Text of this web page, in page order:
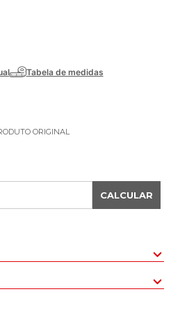
ORIGINAL
CALCULAR
fria do ano com a Jaqueta Puffer
looks com muito estilo.